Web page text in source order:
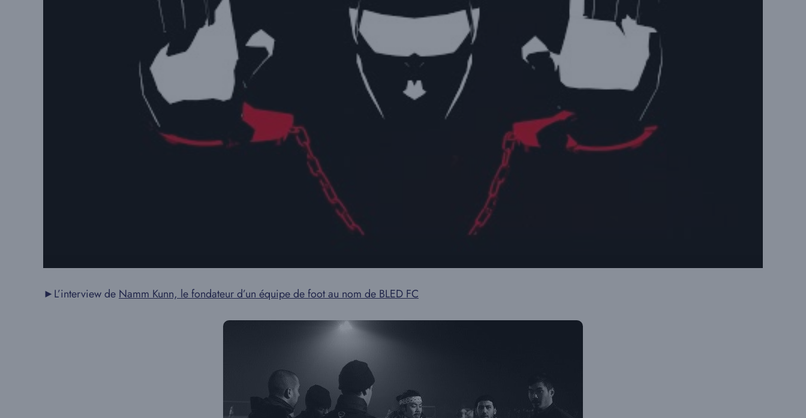
►L’interview de Namm Kunn, le fondateur d’un équipe de foot au nom de BLED FC